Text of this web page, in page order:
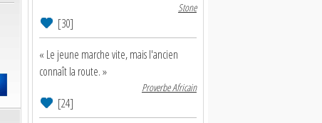
Stone
[30]
« Le jeune marche vite, mais l'ancien
connaît la route. »
Proverbe Africain
[24]